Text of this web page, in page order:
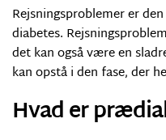
Rejsningsproblemer er
diabetes.
det kan også være en
kan opstå i den fase, der
Hvad er